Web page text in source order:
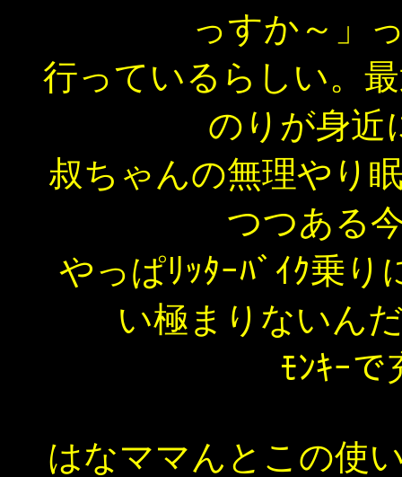
っすか～」
行っているらしい。
のりが身近
叔ちゃんの無理やり
つつある
やっぱﾘｯﾀｰﾊﾞｲｸ乗り
い極まりないん
ﾓﾝｷｰで
はなママんとこの使